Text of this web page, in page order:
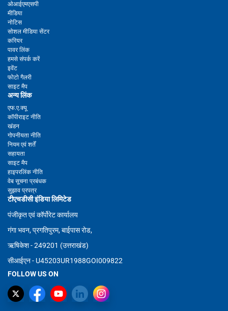
ओआईएमएसपी
मीडिया
नोटिस
सोशल मीडिया सेंटर
करियर
पावर लिंक
हमसे संपर्क करें
इवेंट
फोटो गैलरी
साइट मैप
अन्य लिंक
एफ.ए.क्यू
कॉपीराइट नीति
खंडन
गोपनीयता नीति
नियम एवं शर्तें
सहायता
साइट मैप
हाइपरलिंक नीति
वेब सूचना प्रबंधक
सुझाव प्रपत्र
टीएचडीसी इंडिया लिमिटेड
पंजीकृत एवं कॉर्पोरेट कार्यालय
गंगा भवन, प्रगतिपुरम, बाईपास रोड,
ऋषिकेश - 249201 (उत्तराखंड)
सीआईएन - U45203UR1988GOI009822
FOLLOW US ON